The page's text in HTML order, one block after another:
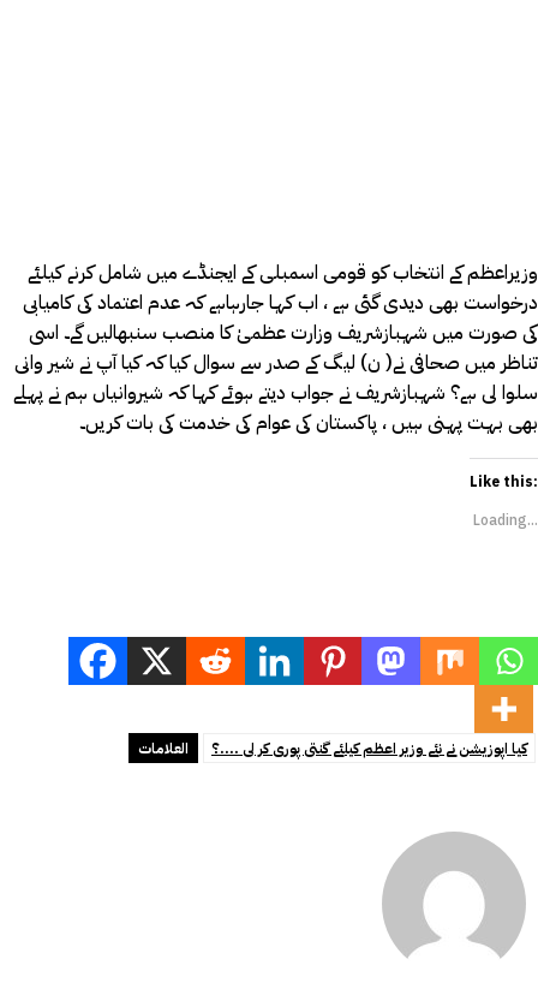
وزیراعظم کے انتخاب کو قومی اسمبلی کے ایجنڈے میں شامل کرنے کیلئے
درخواست بھی دیدی گئی ہے ، اب کہا جارہاہے کہ عدم اعتماد کی کامیابی
کی صورت میں شہبازشریف وزارت عظمیٰ کا منصب سنبھالیں گے۔ اسی
تناظر میں صحافی نے( ن) لیگ کے صدر سے سوال کیا کہ کیا آپ نے شیر وانی
سلوا لی ہے؟ شہبازشریف نے جواب دیتے ہوئے کہا کہ شیروانیاں ہم نے پہلے
بھی بہت پہنی ہیں ، پاکستان کی عوام کی خدمت کی بات کریں۔
Like this:
Loading...
العلامات کیا اپوزیشن نے نئے وزیر اعظم کیلئے گنتی پوری کر لی ....؟